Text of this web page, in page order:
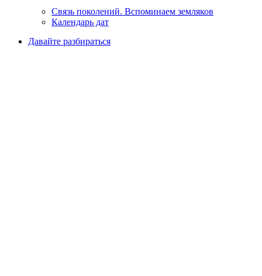
Связь поколений. Вспоминаем земляков
Календарь дат
Давайте разбираться